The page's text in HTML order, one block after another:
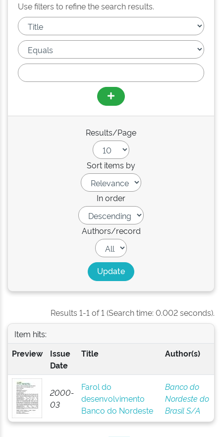
Use filters to refine the search results.
Results/Page
Sort items by
In order
Authors/record
Results 1-1 of 1 (Search time: 0.002 seconds).
Item hits:
Preview
Issue
Date
Title Author(s)
2000-
03
Farol do
desenvolvimento
Banco do Nordeste
Banco do
Nordeste do
Brasil S/A